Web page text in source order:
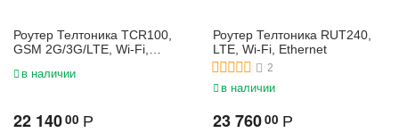
Роутер Телтоника TCR100,
GSM 2G/3G/LTE, Wi-Fi,
в наличии
22 14000 Р
Роутер Телтоника RUT240,
LTE, Wi-Fi, Ethernet
2
в наличии
23 76000 Р